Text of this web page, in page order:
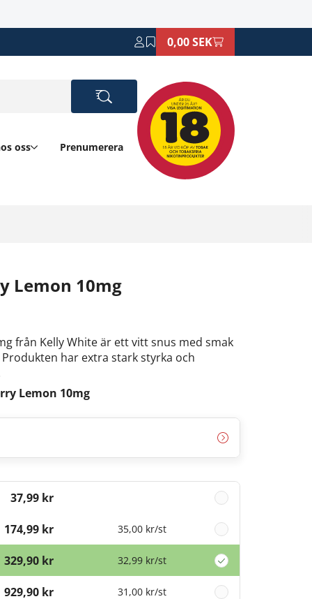
0,00 SEK
oss
Prenumerera
Lemon 10mg
från Kelly White är ett vitt snus med smak
har extra stark styrka och
Lemon 10mg
37,99 kr
174,99 kr 35,00 kr/st
329,90 kr 32,99 kr/st
929,90 kr 31,00 kr/st